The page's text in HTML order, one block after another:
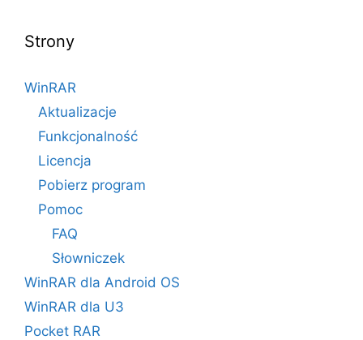
Strony
WinRAR
Aktualizacje
Funkcjonalność
Licencja
Pobierz program
Pomoc
FAQ
Słowniczek
WinRAR dla Android OS
WinRAR dla U3
Pocket RAR